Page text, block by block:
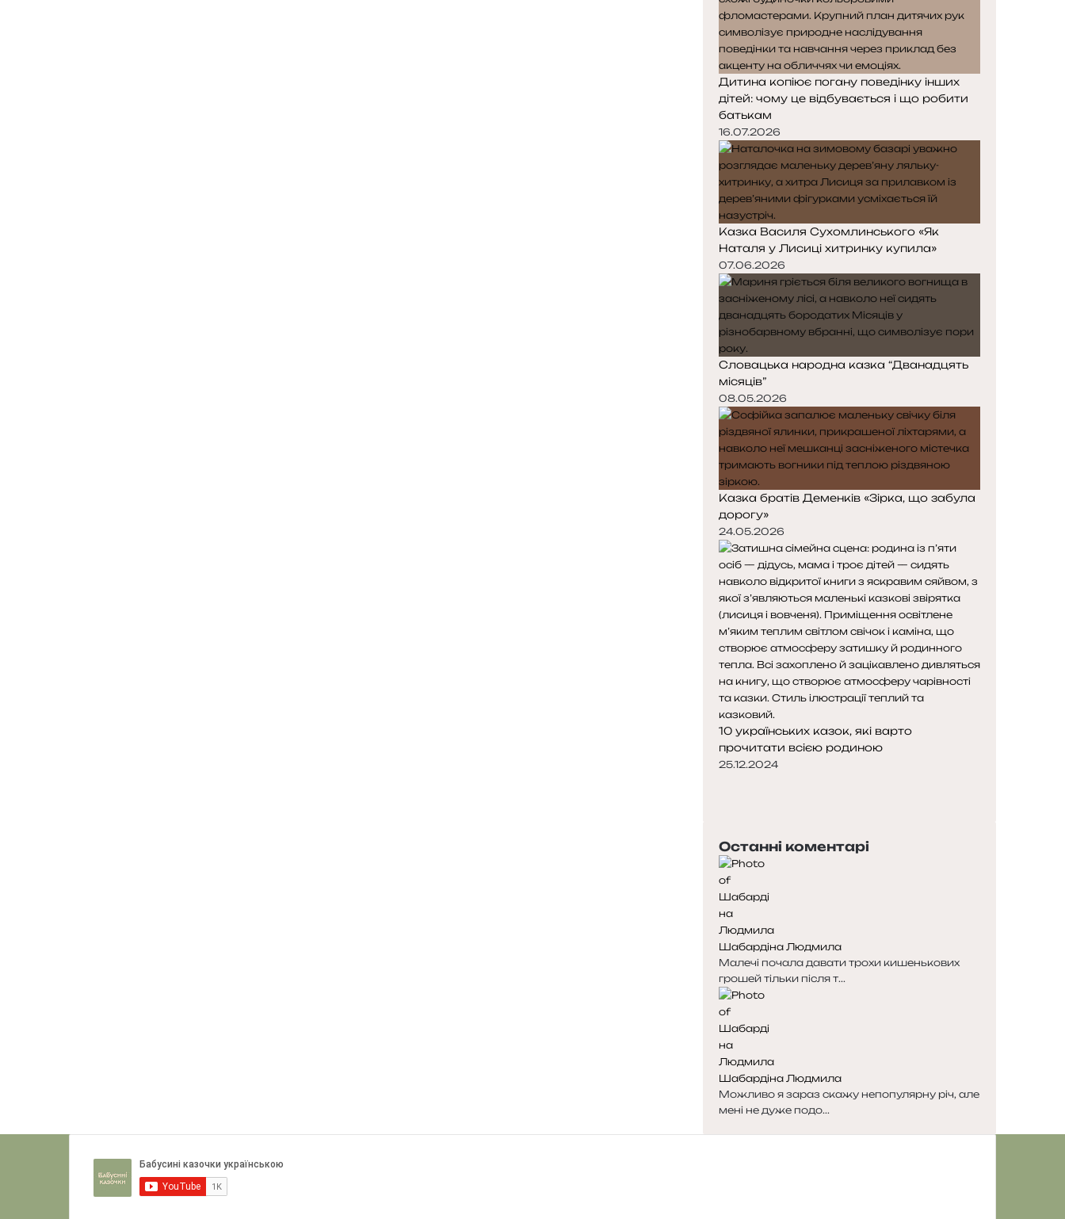
Дитина копіює погану поведінку інших
дітей: чому це відбувається і що робити
батькам
16.07.2026
Казка Василя Сухомлинського «Як
Наталя у Лисиці хитринку купила»
07.06.2026
Словацька народна казка “Дванадцять
місяців”
08.05.2026
Казка братів Деменків «Зірка, що забула
дорогу»
24.05.2026
10 українських казок, які варто
прочитати всією родиною
25.12.2024
р
е
д
н
я
с
т
о
р
і
н
к
а
т
у
п
н
а
с
т
о
р
і
н
к
а
Останні коментарі
Шабардіна Людмила
Малечі почала давати трохи кишенькових
грошей тільки після т...
Шабардіна Людмила
Можливо я зараз скажу непопулярну річ, але
мені не дуже подо...